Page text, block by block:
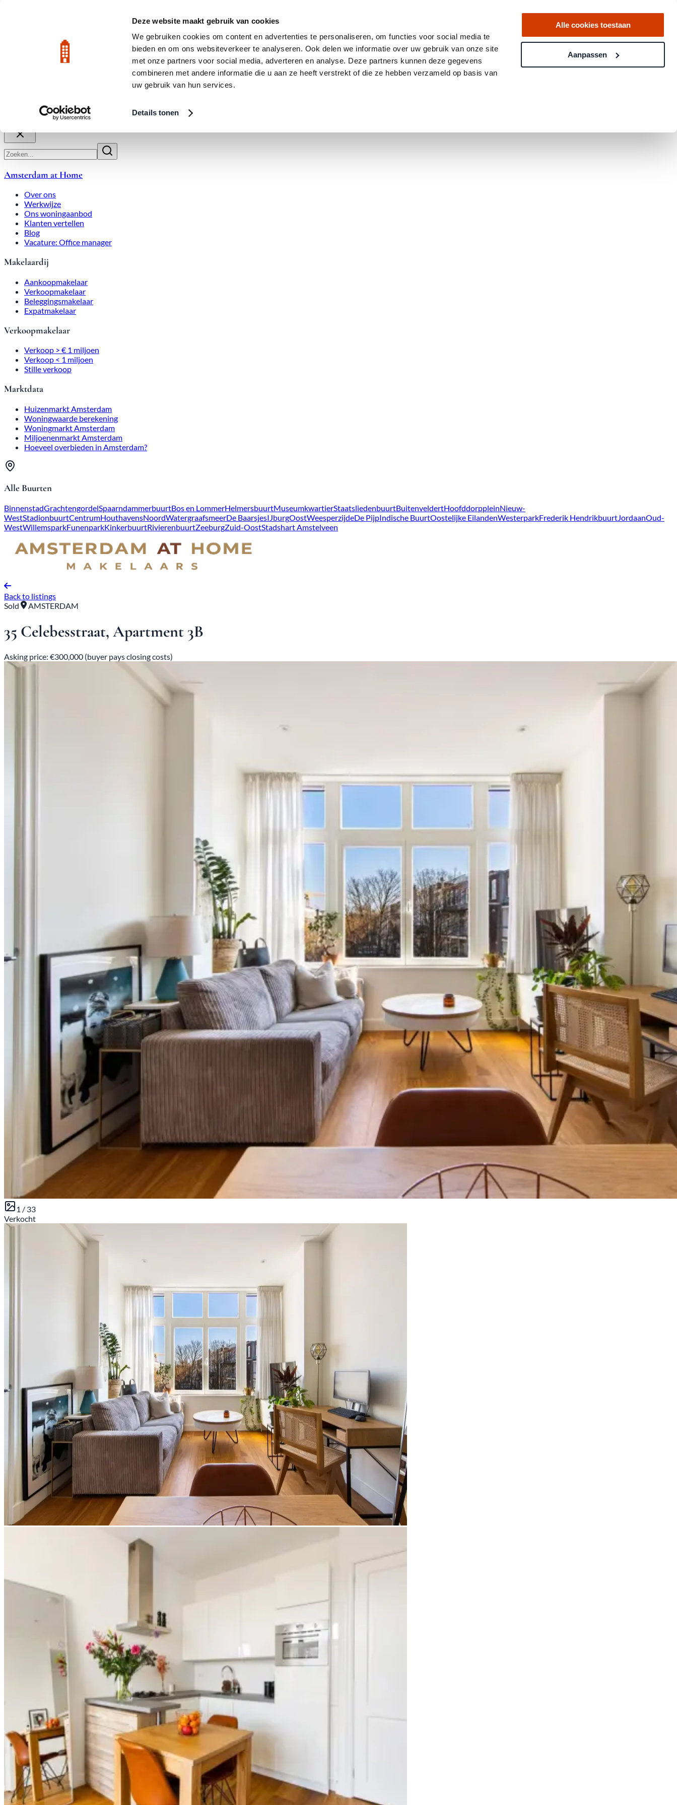
Deze website maakt gebruik van cookies
We gebruiken cookies om content en advertenties te personaliseren, om functies voor social media te
bieden en om ons websiteverkeer te analyseren. Ook delen we informatie over uw gebruik van onze site
met onze partners voor social media, adverteren en analyse. Deze partners kunnen deze gegevens
combineren met andere informatie die u aan ze heeft verstrekt of die ze hebben verzameld op basis van
uw gebruik van hun services.
Details tonen
Alle cookies toestaan
Aanpassen
De Pijp: 208 transactions in the past 12 months
Amsterdam at Home
Over ons
Werkwijze
Ons woningaanbod
Klanten vertellen
Blog
Vacature: Office manager
Makelaardij
Aankoopmakelaar
Verkoopmakelaar
Beleggingsmakelaar
Expatmakelaar
Verkoopmakelaar
Verkoop > € 1 miljoen
Verkoop < 1 miljoen
Stille verkoop
Marktdata
Huizenmarkt Amsterdam
Woningwaarde berekening
Woningmarkt Amsterdam
Miljoenenmarkt Amsterdam
Hoeveel overbieden in Amsterdam?
Alle Buurten
BinnenstadGrachtengordelSpaarndammerbuurtBos en LommerHelmersbuurtMuseumkwartierStaatsliedenbuurtBuitenveldertHoofddorppleinNieuw-
WestStadionbuurtCentrumHouthavensNoordWatergraafsmeerDe BaarsjesIJburgOostWeesperzijdeDe PijpIndische BuurtOostelijke EilandenWesterparkFrederik HendrikbuurtJordaanOud-
WestWillemsparkFunenparkKinkerbuurtRivierenbuurtZeeburgZuid-OostStadshart Amstelveen
Back to listings
Sold
AMSTERDAM
35 Celebesstraat, Apartment 3B
Asking price: €300,000 (buyer pays closing costs)
1 / 33
Verkocht